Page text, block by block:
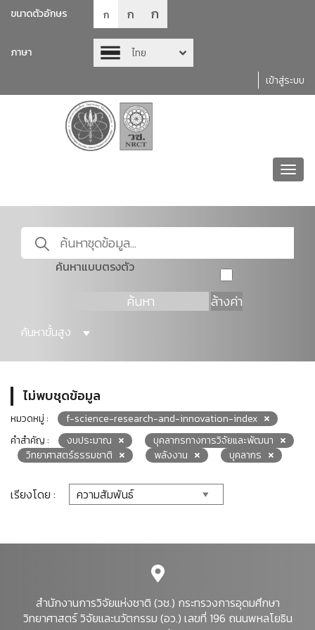
ขนาดตัวอักษร ก ก ก
ภาษา
ไทย
เข้าสู่ระบบ
ค้นหาแบบตรงตัว
ค้นหา ล้างค่า
ค้นหาขั้นสูง
ไม่พบชุดข้อมูล
หมวดหมู่ :
f-science-research-and-innovation-index
คำสำคัญ :
งบประมาณ
บุคลากรทางการวิจัยและพัฒนา
วิทยาศาสตร์ธรรมชาติ
พลังงาน บุคลากร
เรียงโดย :
สำนักงานการวิจัยแห่งชาติ (วช.) กระทรวงการอุดมศึกษา
วิทยาศาสตร์ วิจัยและนวัตกรรม (อว.) เลขที่ 196 ถนนพหลโยธิน